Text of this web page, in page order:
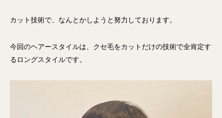
カット技術で、なんとかしようと努力しております。
今回のヘアースタイルは、クセ毛をカットだけの技術で全肯定す
るロングスタイルです。